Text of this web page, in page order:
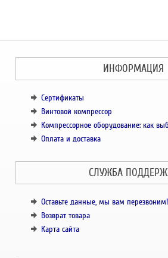
ИНФОРМАЦИЯ
Сертификаты
Винтовой компрессор
Компрессорное оборудование: как
Оплата и доставка
СЛУЖБА
Оставьте данные, мы вам перезвоним!
Возврат товара
Карта сайта